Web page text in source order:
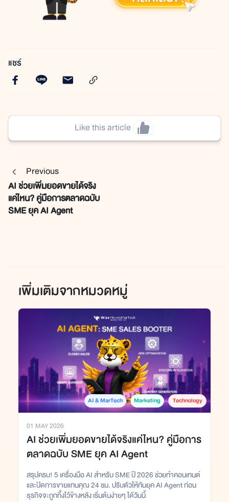
แชร์
Like this article
Previous
AI ช่วยเพิ่มยอดขายได้จริง
แค่ไหน? คู่มือการตลาดฉบับ
SME ยุค AI Agent
เพิ่มเติมจากหมวดหมู่
AI & MarTech Marketing Technology
01 MAY 2026
AI ช่วยเพิ่มยอดขายได้จริงแค่ไหน? คู่มือการ
ตลาดฉบับ SME ยุค AI Agent
สรุปครบ! 5 เครื่องมือ AI สำหรับ SME ปี 2026 ช่วยทำคอนเทนต์
และปิดการขายแทนคุณ 24 ชม. ปรับตัวให้ทันยุค AI Agent ก่อน
ธุรกิจจะถูกทิ้งไว้ข้างหลัง เริ่มต้นง่ายๆ ได้วันนี้